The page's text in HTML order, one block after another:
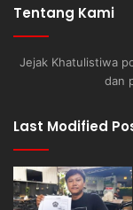
Tentang Kami
Jejak Khatulistiwa
dan
Last Modified